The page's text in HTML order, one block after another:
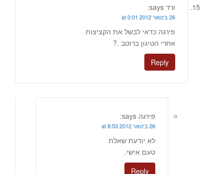
ורד says:
26 בינואר 2012 at 0:01
פירגה כדאי לבשל את הקציצות
אחרי הטיגון ברוטב .?
Reply
פירגה says:
26 בינואר 2012 at 8:53
לא יודעת שאלת
טעם אישי.
Reply